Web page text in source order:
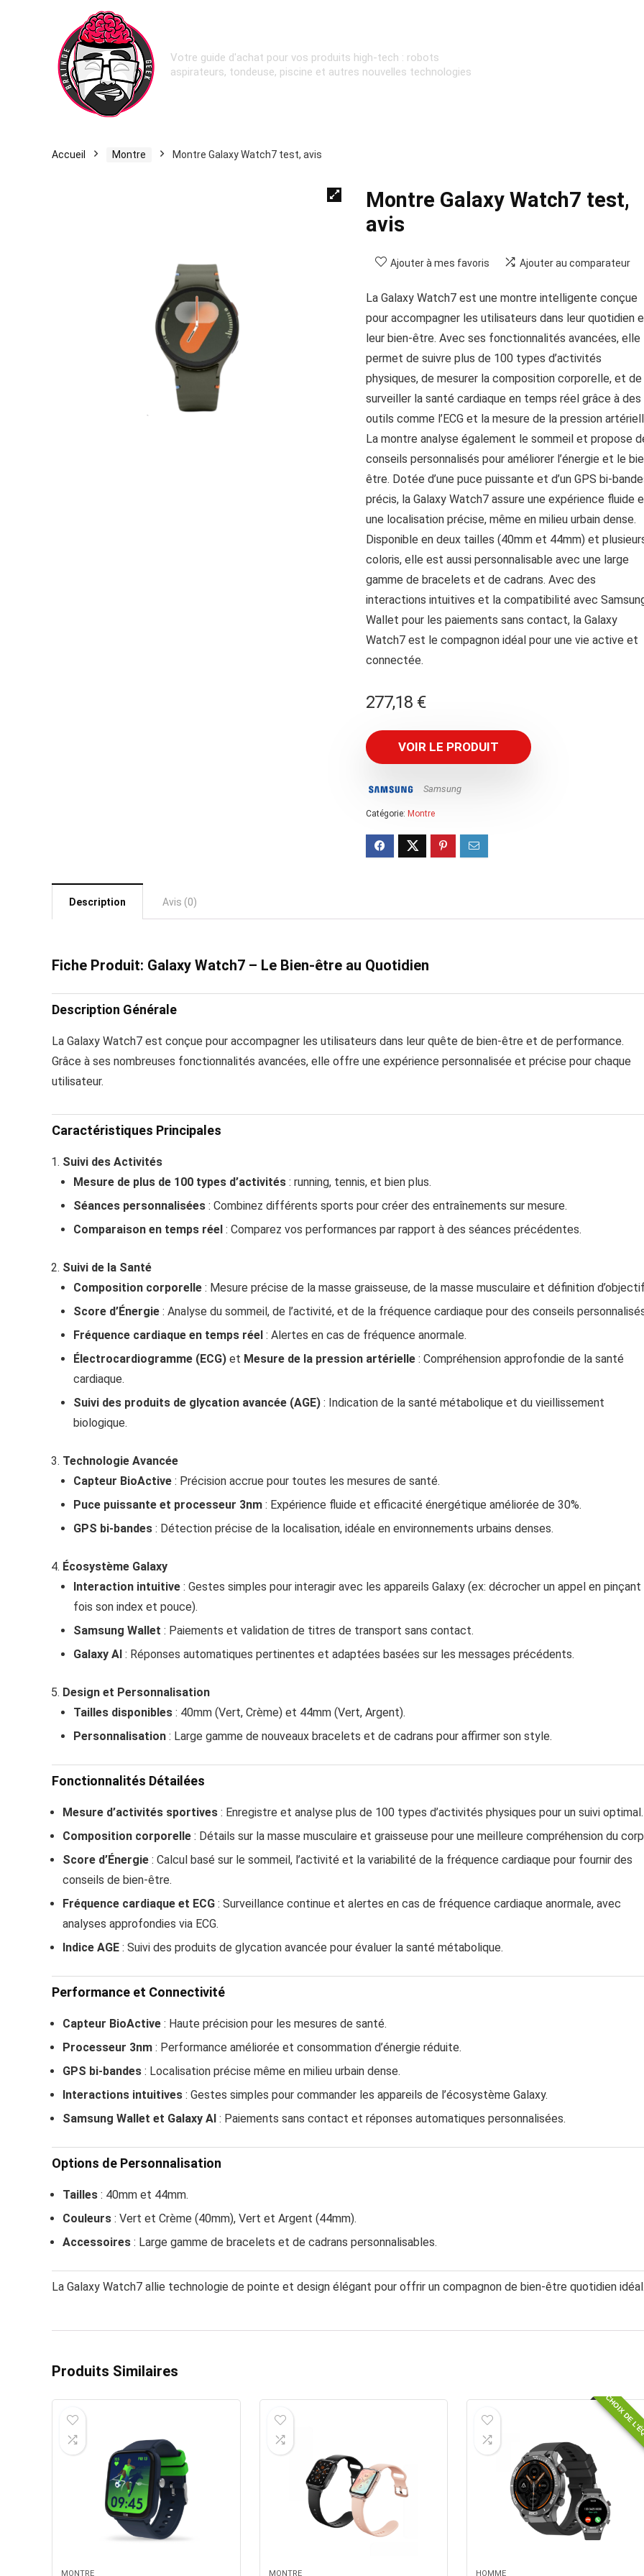
Votre guide d'achat pour vos produits high-tech : robots
aspirateurs, tondeuse, piscine et autres nouvelles technologies
Accueil Montre Montre Galaxy Watch7 test, avis
Montre Galaxy Watch7 test,
avis
Ajouter à mes favoris Ajouter au comparateur
La Galaxy Watch7 est une montre intelligente conçue
pour accompagner les utilisateurs dans leur quotidien
leur bien-être. Avec ses fonctionnalités avancées, elle
permet de suivre plus de 100 types d’activités
physiques, de mesurer la composition corporelle, et de
surveiller la santé cardiaque en temps réel grâce à des
outils comme l’ECG et la mesure de la pression
La montre analyse également le sommeil et propose
conseils personnalisés pour améliorer l’énergie et le
être. Dotée d’une puce puissante et d’un GPS bi-
précis, la Galaxy Watch7 assure une expérience fluide
une localisation précise, même en milieu urbain dense.
Disponible en deux tailles (40mm et 44mm) et
coloris, elle est aussi personnalisable avec une large
gamme de bracelets et de cadrans. Avec des
interactions intuitives et la compatibilité avec
Wallet pour les paiements sans contact, la Galaxy
Watch7 est le compagnon idéal pour une vie active et
connectée.
277,18 €
VOIR LE PRODUIT
Samsung
Catégorie: Montre
Description Avis (0)
Fiche Produit: Galaxy Watch7 – Le Bien-être au Quotidien
Description Générale
La Galaxy Watch7 est conçue pour accompagner les utilisateurs dans leur quête de bien-être et de performance.
Grâce à ses nombreuses fonctionnalités avancées, elle offre une expérience personnalisée et précise pour chaque
utilisateur.
Caractéristiques Principales
Suivi des Activités
Mesure de plus de 100 types d’activités : running, tennis, et bien plus.
Séances personnalisées : Combinez différents sports pour créer des entraînements sur mesure.
Comparaison en temps réel : Comparez vos performances par rapport à des séances précédentes.
Suivi de la Santé
Composition corporelle : Mesure précise de la masse graisseuse, de la masse musculaire et définition
Score d’Énergie : Analyse du sommeil, de l’activité, et de la fréquence cardiaque pour des conseils
Fréquence cardiaque en temps réel : Alertes en cas de fréquence anormale.
Électrocardiogramme (ECG) et Mesure de la pression artérielle : Compréhension approfondie de la santé
cardiaque.
Suivi des produits de glycation avancée (AGE) : Indication de la santé métabolique et du vieillissement
biologique.
Technologie Avancée
Capteur BioActive : Précision accrue pour toutes les mesures de santé.
Puce puissante et processeur 3nm : Expérience fluide et efficacité énergétique améliorée de 30%.
GPS bi-bandes : Détection précise de la localisation, idéale en environnements urbains denses.
Écosystème Galaxy
Interaction intuitive : Gestes simples pour interagir avec les appareils Galaxy (ex: décrocher un appel en pinçant
fois son index et pouce).
Samsung Wallet : Paiements et validation de titres de transport sans contact.
Galaxy AI : Réponses automatiques pertinentes et adaptées basées sur les messages précédents.
Design et Personnalisation
Tailles disponibles : 40mm (Vert, Crème) et 44mm (Vert, Argent).
Personnalisation : Large gamme de nouveaux bracelets et de cadrans pour affirmer son style.
Fonctionnalités Détailées
Mesure d’activités sportives : Enregistre et analyse plus de 100 types d’activités physiques pour un suivi optimal.
Composition corporelle : Détails sur la masse musculaire et graisseuse pour une meilleure compréhension du
Score d’Énergie : Calcul basé sur le sommeil, l’activité et la variabilité de la fréquence cardiaque pour fournir des
conseils de bien-être.
Fréquence cardiaque et ECG : Surveillance continue et alertes en cas de fréquence cardiaque anormale, avec
analyses approfondies via ECG.
Indice AGE : Suivi des produits de glycation avancée pour évaluer la santé métabolique.
Performance et Connectivité
Capteur BioActive : Haute précision pour les mesures de santé.
Processeur 3nm : Performance améliorée et consommation d’énergie réduite.
GPS bi-bandes : Localisation précise même en milieu urbain dense.
Interactions intuitives : Gestes simples pour commander les appareils de l’écosystème Galaxy.
Samsung Wallet et Galaxy AI : Paiements sans contact et réponses automatiques personnalisées.
Options de Personnalisation
Tailles : 40mm et 44mm.
Couleurs : Vert et Crème (40mm), Vert et Argent (44mm).
Accessoires : Large gamme de bracelets et de cadrans personnalisables.
La Galaxy Watch7 allie technologie de pointe et design élégant pour offrir un compagnon de bien-être quotidien
Produits Similaires
MONTRE MONTRE
CHOIX DE
HOMME